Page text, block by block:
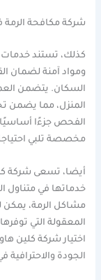
شركة مكافحة الرمة
كذلك، تستند
ومواد آمنة لضمان
السكان. يتضمن
المنزل، مما يضمن
الفحص جزءًا
مخصصة تلبي
أيضا، تسعى شركة
خدماتها في متناول
مشاكل الرمة، يمكن
المعقولة التي
اختيار شركة كلين
الجودة